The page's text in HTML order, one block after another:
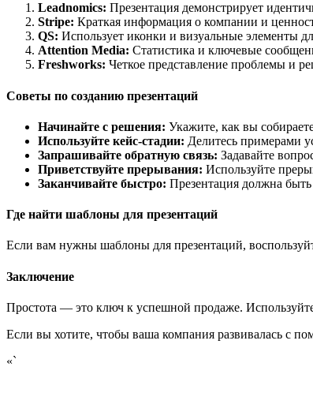
Leadnomics: Презентация демонстрирует
Stripe: Краткая информация о компании и
QS: Использует иконки и визуальные элементы
Attention Media: Статистика и ключевые
Freshworks: Четкое представление проблемы и
Советы по созданию презентаций
Начинайте с решения: Укажите, как вы
Используйте кейс-стадии: Делитесь примерами
Запрашивайте обратную связь: Задавайте
Приветствуйте прерывания: Используйте
Заканчивайте быстро: Презентация должна
Где найти шаблоны для презентаций
Если вам нужны шаблоны для презентаций,
Заключение
Простота — это ключ к успешной продаже.
Если вы хотите, чтобы ваша компания развивалась с
«`